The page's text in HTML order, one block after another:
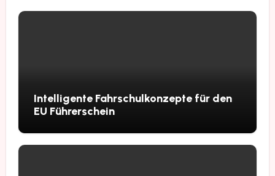
Intelligente Fahrschulkonzepte für den
EU Führerschein